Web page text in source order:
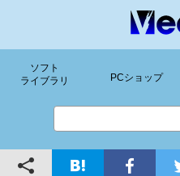
ソフト
ライブラリ
PCショップ